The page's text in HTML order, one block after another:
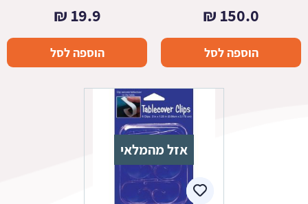
150.0
₪
הוספה לסל
19.9
₪
הוספה לסל
אזל מהמלאי